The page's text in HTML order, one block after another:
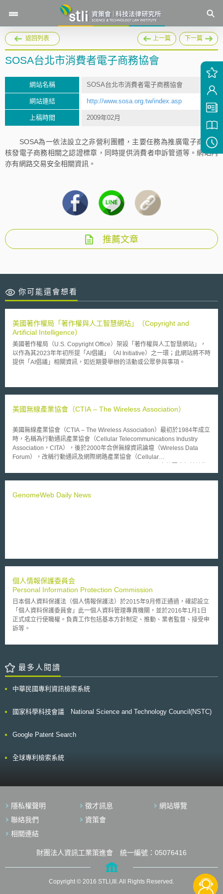
返回列表 上一篇 下一篇
SOSA台北市消費者電子商務協會
網站名稱 SOSA台北市消費者電子商務協會
網站連結 http://www.sosa.org.tw/index.asp
上稿時間 2009年02月
SOSA為一依法設立之非營利團體，主要任務為推廣電子商務，
核發電子商務相關之認證標章，同時提供消費者申訴管道等。網站內
亦有網路交易安全相關資訊。
推薦文章
你可能還會想看
美國著作權局「著作權與人工智慧網站」（Copyright and
Artificial Intelligence）
美國著作權局（U.S. Copyright Office）架設「著作權與人工智慧網站」，
以作為其2023年年初所提「AI倡議」（AI Initiative）之一環；此網站將不時
提供「AI倡議」相關資訊，如近期要舉辦的活動或公眾參與事項。
美國無線產業協會（CTIA – The Wireless Association）
美國無線產業協會（CTIA – The Wireless Association）最初於1984年成立
時，名稱為行動通訊產業協會（Cellular Telecommunications Industry
Association，CITA），後於2000年合併無線資訊論壇（Wireless Data
Forum），改稱行動通訊及網際網路產業協會（Cellular
發展趨勢，組織再度改名為無線產業協會（CTIA – The Wireless
業者，包含資訊服務商、通訊服務商、設備製造商等。CTIA致力於產業自
GenomeWeb Daily News
個人情報保護委員会
Personal Information Protection Commission
日本個人資料保護法（個人情報保護法）於2015年9月修正通過，確認設立
「個人資料保護委員會」此一個人資料管理專責機關，並於2016年1月1日
正式成立行使職權。負責工作包括基本方針制定、推動、業者監督、接受申
訴等。
最多人閱讀
中華民國專利資訊檢索系統
國家科學科技會議 National Science and Technology Council(NSTC)
Google Patent Search
全球專利檢索系統
隱私權聲明 徵才訊息
網站導覽
聯絡我們
資策會
相關連結
財團法人資訊工業策進會 統一編號：05076416
Copyright © 2016 STLI,III. All Rights Reserved.